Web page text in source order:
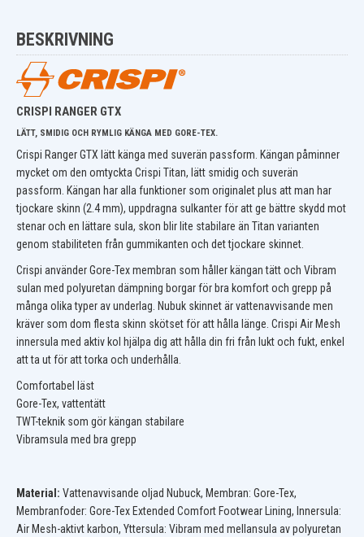
BESKRIVNING
CRISPI RANGER GTX
LÄTT, SMIDIG OCH RYMLIG KÄNGA MED GORE-TEX.
Crispi Ranger GTX lätt känga med suverän passform. Kängan påminner
mycket om den omtyckta Crispi Titan, lätt smidig och suverän
passform. Kängan har alla funktioner som originalet plus att man har
tjockare skinn (2.4 mm), uppdragna sulkanter för att ge bättre skydd mot
stenar och en lättare sula, skon blir lite stabilare än Titan varianten
genom stabiliteten från gummikanten och det tjockare skinnet.
Crispi använder Gore-Tex membran som håller kängan tätt och Vibram
sulan med polyuretan dämpning borgar för bra komfort och grepp på
många olika typer av underlag. Nubuk skinnet är vattenavvisande men
kräver som dom flesta skinn skötset för att hålla länge. Crispi Air Mesh
innersula med aktiv kol hjälpa dig att hålla din fri från lukt och fukt, enkel
att ta ut för att torka och underhålla.
Comfortabel läst
Gore-Tex, vattentätt
TWT-teknik som gör kängan stabilare
Vibramsula med bra grepp
Material: Vattenavvisande oljad Nubuck, Membran: Gore-Tex,
Membranfoder: Gore-Tex Extended Comfort Footwear Lining, Innersula:
Air Mesh-aktivt karbon, Yttersula: Vibram med mellansula av polyuretan